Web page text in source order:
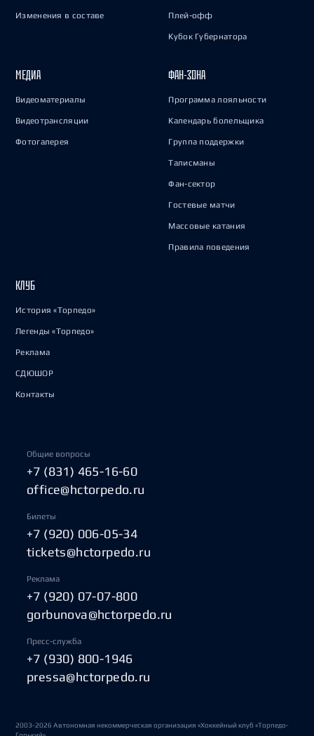
Изменения в составе Плей-офф
Кубок Губернатора
МЕДИА
Видеоматериалы
Видеотрансляции
Фотогалерея
ФАН-ЗОНА
Программа лояльности
Календарь болельщика
Группа поддержки
Талисманы
Фан-сектор
Гостевые матчи
Массовые катания
Правила поведения
КЛУБ
История «Торпедо»
Легенды «Торпедо»
Реклама
СДЮШОР
Контакты
Общие вопросы
+7 (831) 465-16-60
office@hctorpedo.ru
Билеты
+7 (920) 006-05-34
tickets@hctorpedo.ru
Реклама
+7 (920) 07-07-800
gorbunova@hctorpedo.ru
Пресс-служба
+7 (930) 800-1946
pressa@hctorpedo.ru
2003-2026 Автономная некоммерческая организация «Хоккейный клуб «Торпедо-